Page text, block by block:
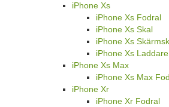
iPhone Xs
iPhone Xs Fodral
iPhone Xs Skal
iPhone Xs
iPhone Xs
iPhone Xs Max
iPhone Xs Max
iPhone Xr
iPhone Xr Fodral